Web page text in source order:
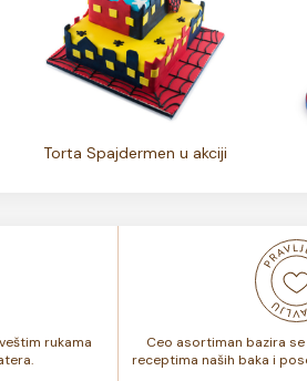
Torta Spajdermen u akciji
rukama
Ceo asortiman bazira
receptima naših baka i